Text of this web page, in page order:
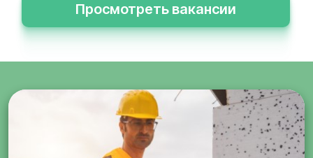
Просмотреть вакансии